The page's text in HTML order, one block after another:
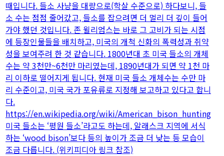
때입니다. 들소 사냥을 대량으로(학살 수준으로) 하다보니, 들
소 수는 점점 줄어갔고, 들소를 잡으려면 더 멀리 더 깊이 들어
가야 했던 것입니다. 존 윌리엄스는 바로 그 고비가 되는 시점
에 등장인물들을 배치하고, 미국의 개척 신화의 폭력성과 취약
성을 보여주려 한 것 같습니다. 1800년대 초 미국 들소의 개체
수는 약 3천만~6천만 마리였는데, 1890년대가 되면 약 1천 마
리 이하로 떨어지게 됩니다. 현재 미국 들소 개체수는 수만 마
리 수준이고, 미국 국가 포유류로 지정해 보고하고 있다고 합니
다.
https://en.wikipedia.org/wiki/American_bison_hunting
미국 들소는 ‘평원 들소’라고도 하는데, 알래스크 지역에 서식
하는 ‘wood bison’보다 등의 높이가 조금 더 낮는 등 모습이
조금 다릅니다. (위키피디아 링크 참조)